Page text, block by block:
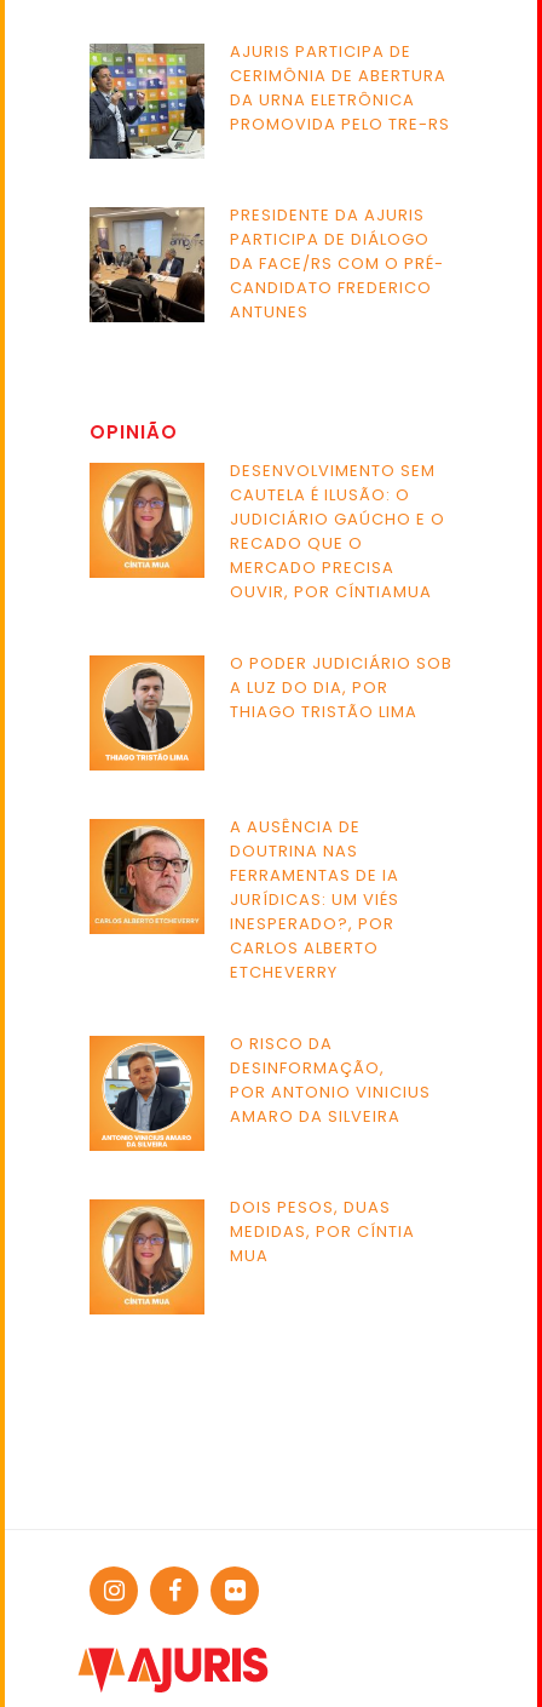
AJURIS PARTICIPA DE
CERIMÔNIA DE ABERTURA
DA URNA ELETRÔNICA
PROMOVIDA PELO TRE-RS
PRESIDENTE DA AJURIS
PARTICIPA DE DIÁLOGO
DA FACE/RS COM O PRÉ-
CANDIDATO FREDERICO
ANTUNES
OPINIÃO
DESENVOLVIMENTO SEM
CAUTELA É ILUSÃO: O
JUDICIÁRIO GAÚCHO E O
RECADO QUE O
MERCADO PRECISA
OUVIR, POR CÍNTIAMUA
O PODER JUDICIÁRIO SOB
A LUZ DO DIA, POR
THIAGO TRISTÃO LIMA
A AUSÊNCIA DE
DOUTRINA NAS
FERRAMENTAS DE IA
JURÍDICAS: UM VIÉS
INESPERADO?, POR
CARLOS ALBERTO
ETCHEVERRY
O RISCO DA
DESINFORMAÇÃO,
POR ANTONIO VINICIUS
AMARO DA SILVEIRA
DOIS PESOS, DUAS
MEDIDAS, POR CÍNTIA
MUA